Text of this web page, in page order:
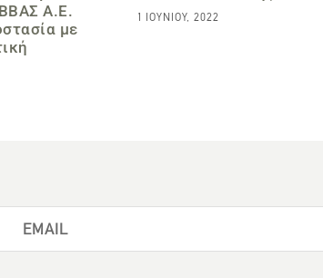
Α.Ε.
με
1 ΙΟΥΝΊΟΥ, 2022